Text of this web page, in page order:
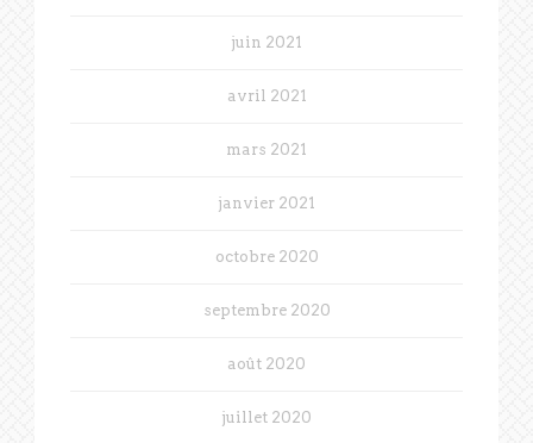
juin 2021
avril 2021
mars 2021
janvier 2021
octobre 2020
septembre 2020
août 2020
juillet 2020